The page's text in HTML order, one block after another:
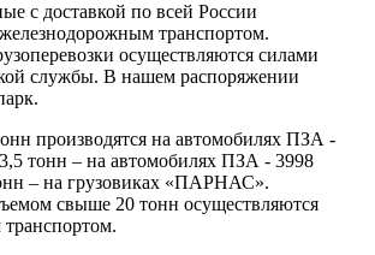
с доставкой по всей России
транспортом.
осуществляются силами
службы. В нашем распоряжении
производятся на автомобилях ПЗА -
тонн – на автомобилях ПЗА - 3998
– на грузовиках «ПАРНАС».
свыше 20 тонн осуществляются